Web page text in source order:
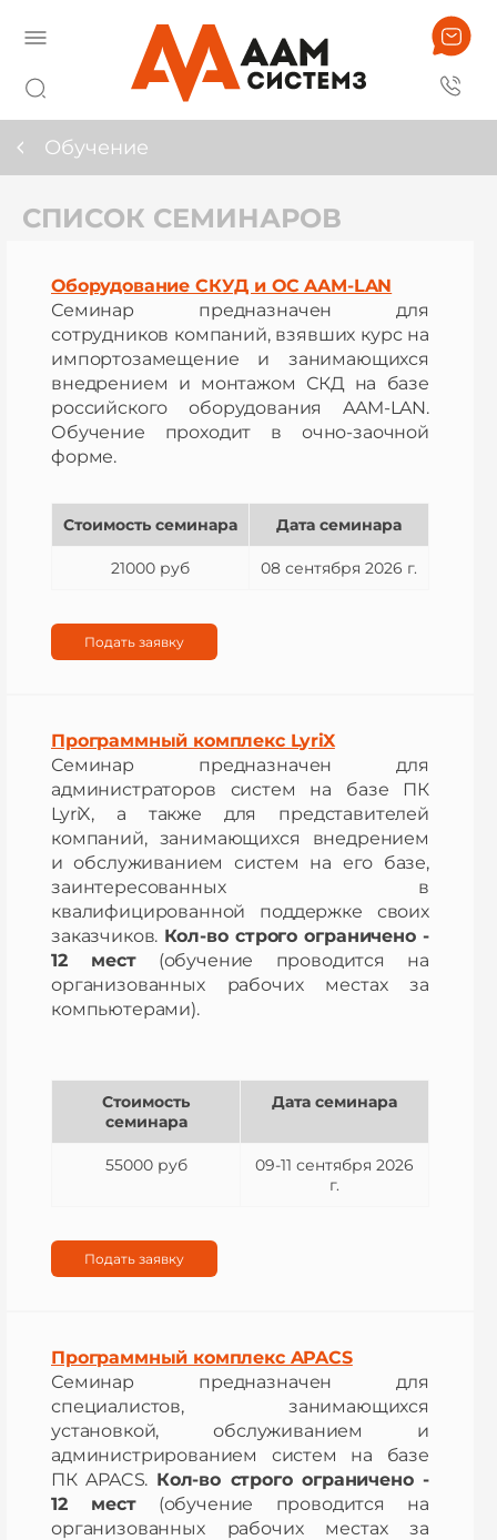
Обучение
СПИСОК СЕМИНАРОВ
Оборудование СКУД и ОС AAM-LAN
Семинар предназначен для
сотрудников компаний, взявших курс на
импортозамещение и занимающихся
внедрением и монтажом СКД на базе
российского оборудования AAM-LAN.
Обучение проходит в очно-заочной
форме.
Стоимость семинара Дата семинара
21000 руб 08 сентября 2026 г.
Подать заявку
Программный комплекс LyriX
Семинар предназначен для
администраторов систем на базе ПК
LyriX, а также для представителей
компаний, занимающихся внедрением
и обслуживанием систем на его базе,
заинтересованных в
квалифицированной поддержке своих
заказчиков. Кол-во строго ограничено -
12 мест(обучение проводится на
организованных рабочих местах за
компьютерами).
Стоимость
семинара
Дата семинара
55000 руб
09-11 сентября 2026
г.
Подать заявку
Программный комплекс APACS
Семинар предназначен для
специалистов, занимающихся
установкой, обслуживанием и
администрированием систем на базе
ПК APACS. Кол-во строго ограничено -
12 мест(обучение проводится на
организованных рабочих местах за